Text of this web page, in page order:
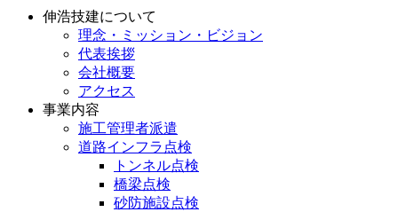
伸浩技建について
理念・ミッション・ビジョン
代表挨拶
会社概要
アクセス
事業内容
施工管理者派遣
道路インフラ点検
トンネル点検
橋梁点検
砂防施設点検